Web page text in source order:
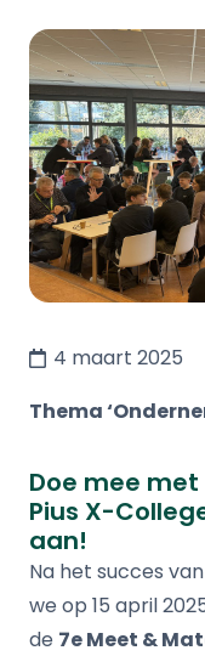
4 maart 2025
Thema
Doe mee
Pius X-
aan!
Na het succes
we op 15 april
de 7e Meet &